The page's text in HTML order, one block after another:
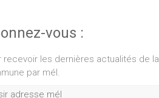
vous :
recevoir les dernières actualités de la
par mél.